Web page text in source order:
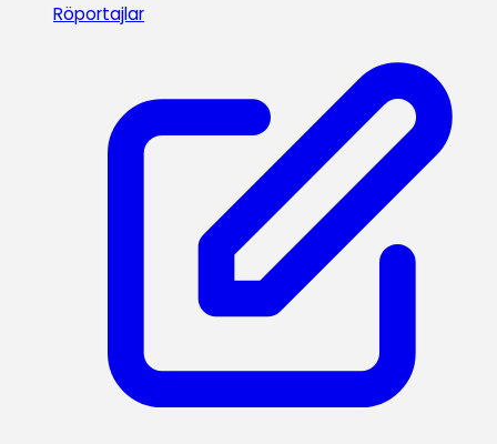
Röportajlar